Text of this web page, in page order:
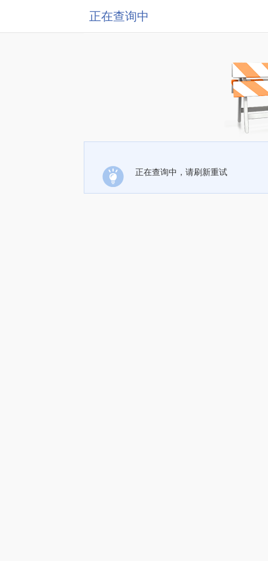
正在查询中
正在查询中，请刷新重试